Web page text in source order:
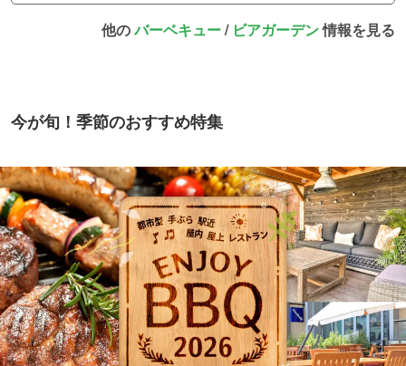
他のバーベキュー/ ビアガーデン情報を見る
今が旬！季節のおすすめ特集